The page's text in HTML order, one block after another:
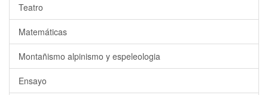
Teatro
Matemáticas
Montañismo alpinismo y espeleologia
Ensayo